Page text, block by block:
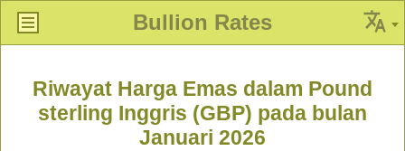
Bullion Rates
Riwayat Harga Emas dalam Pound
sterling Inggris (GBP) pada bulan
Januari 2026